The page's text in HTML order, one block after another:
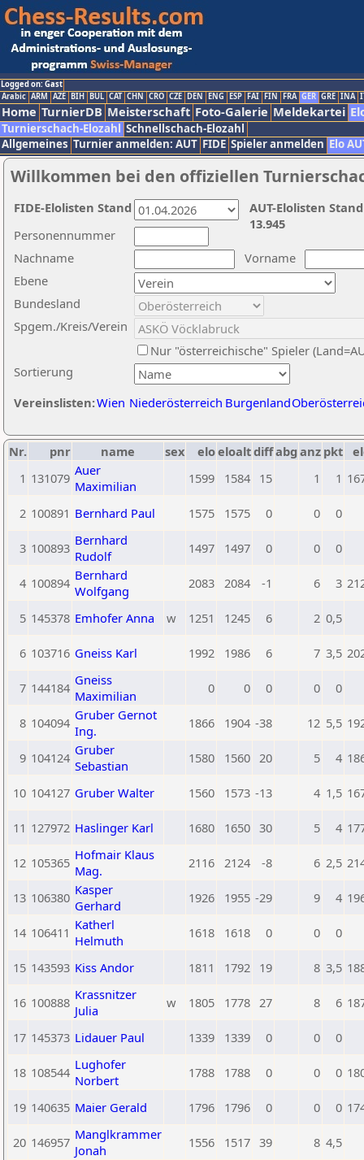
Logged on: Gast
Arabic ARM AZE BIH BUL CAT CHN CRO CZE DEN ENG ESP FAI FIN FRA GER GRE INA
Home TurnierDB Meisterschaft Foto-Galerie Meldekartei
Turnierschach-Elozahl Schnellschach-Elozahl
Allgemeines Turnier anmelden: AUT FIDE Spieler anmelden Elo
Willkommen bei den offiziellen
Nachname
Vorname
Ebene
Sortierung
Personennummer
Bundesland
Spgem./Kreis/Verein
Nur "österreichische" Spieler
Vereinslisten:Wien Niederösterreich Burgenland
AUT-Elolisten
13.945
FIDE-Elolisten Stand
Nr. pnr name sex eloeloaltdiffabg anz pkt
1 131079 Auer
Maximilian
1599 1584 15 1 1
2 100891 Bernhard Paul 1575 1575 0 0 0
3 100893 Bernhard
Rudolf
1497 1497 0 0 0
4 100894 Bernhard
Wolfgang
2083 2084 -1 6 3
5 145378 Emhofer Anna w 1251 1245 6 2 0,5
6 103716 Gneiss Karl 1992 1986 6 7 3,5
7 144184 Gneiss
Maximilian
0 0 0 0 0
8 104094 Gruber Gernot
Ing.
1866 1904 -38 12 5,5
9 104124 Gruber
Sebastian
1580 1560 20 5 4
10 104127 Gruber Walter 1560 1573 -13 4 1,5
11 127972 Haslinger Karl 1680 1650 30 5 4
12 105365 Hofmair Klaus
Mag.
2116 2124 -8 6 2,5
13 106380 Kasper
Gerhard
1926 1955 -29 9 4
14 106411 Katherl
Helmuth
1618 1618 0 0 0
15 143593 Kiss Andor 1811 1792 19 8 3,5
16 100888 Krassnitzer
Julia
w 1805 1778 27 8 6
17 145373 Lidauer Paul 1339 1339 0 0 0
18 108544 Lughofer
Norbert
1788 1788 0 0 0
19 140635 Maier Gerald 1796 1796 0 0 0
20 146957 Manglkrammer
Jonah
1556 1517 39 8 4,5